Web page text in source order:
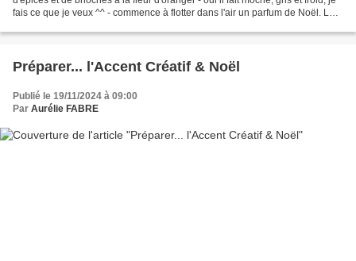
fais ce que je veux ^^ - commence à flotter dans l'air un parfum de Noël. Les
Préparer... l'Accent Créatif & Noël
Publié le 19/11/2024 à 09:00
Par Aurélie FABRE